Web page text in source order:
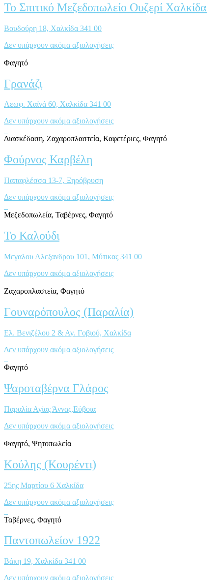
Το Σπιτικό Μεζεδοπωλείο Ουζερί Χαλκίδα
Βουδούρη 18, Χαλκίδα 341 00
Δεν υπάρχουν ακόμα αξιολογήσεις
Φαγητό
Γρανάζι
Λεωφ. Χαϊνά 60, Χαλκίδα 341 00
Δεν υπάρχουν ακόμα αξιολογήσεις
Διασκέδαση, Ζαχαροπλαστεία, Καφετέριες, Φαγητό
Φούρνος Καρβέλη
Παπαφλέσσα 13-7, Ξηρόβρυση
Δεν υπάρχουν ακόμα αξιολογήσεις
Μεζεδοπωλεία, Ταβέρνες, Φαγητό
Το Καλούδι
Μεγαλου Αλεξανδρου 101, Μύτικας 341 00
Δεν υπάρχουν ακόμα αξιολογήσεις
Ζαχαροπλαστεία, Φαγητό
Γουναρόπουλος (Παραλία)
Ελ. Βενιζέλου 2 & Αγ. Γοβιού, Χαλκίδα
Δεν υπάρχουν ακόμα αξιολογήσεις
Φαγητό
Ψαροταβέρνα Γλάρος
Παραλία Αγίας Άννας,Εύβοια
Δεν υπάρχουν ακόμα αξιολογήσεις
Φαγητό, Ψητοπωλεία
Κούλης (Κουρέντι)
25ης Μαρτίου 6 Χαλκίδα
Δεν υπάρχουν ακόμα αξιολογήσεις
Ταβέρνες, Φαγητό
Παντοπωλείον 1922
Βάκη 19, Χαλκίδα 341 00
Δεν υπάρχουν ακόμα αξιολογήσεις